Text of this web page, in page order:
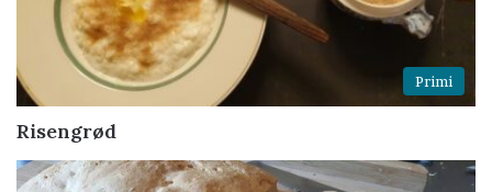
Primi
Risengrød